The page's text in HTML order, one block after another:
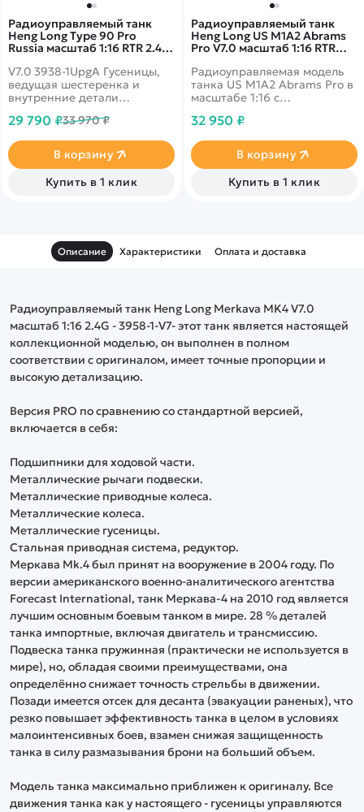
Радиоуправляемый танк
Heng Long Type 90 Pro
Russia масштаб 1:16 RTR 2.4G
V7.0 3938-1UpgA Гусеницы,
ведущая шестеренка и
внутренние детали
поэтому им не страшны
прохождении сложной
местности.&nbsp;MZ - Pro
Upgrade Version - Шестерня
из цинкового сплава,
29 790 ₽33 970 ₽
В корзину
Купить в 1 клик
Радиоуправляемый танк
Heng Long US M1A2 Abrams
Pro V7.0 масштаб 1:16 RTR
Радиоуправляемая модель
танка US M1A2 Abrams Pro в
масштабе 1:16 с
пушкой и аппаратурой
7.0.
32 950 ₽
В корзину
Купить в 1 клик
Описание Характеристики Оплата и доставка
Радиоуправляемый танк Heng Long Merkava MK4 V7.0
масштаб 1:16 2.4G - 3958-1-V7- этот танк является настоящей
коллекционной моделью, он выполнен в полном
соответствии с оригиналом, имеет точные пропорции и
высокую детализацию.
Версия PRO по сравнению со стандартной версией,
включается в себя:
Подшипники для ходовой части.
Металлические рычаги подвески.
Металлические приводные колеса.
Металлические колеса.
Металлические гусеницы.
Стальная приводная система, редуктор.
Меркава Mk.4 был принят на вооружение в 2004 году. По
версии американского военно-аналитического агентства
Forecast International, танк Меркава-4 на 2010 год является
лучшим основным боевым танком в мире. 28 % деталей
танка импортные, включая двигатель и трансмиссию.
Подвеска танка пружинная (практически не используется в
мире), но, обладая своими преимуществами, она
определённо снижает точность стрельбы в движении.
Позади имеется отсек для десанта (эвакуации раненых), что
резко повышает эффективность танка в целом в условиях
малоинтенсивных боев, взамен снижая защищенность
танка в силу размазывания брони на больший объем.
Модель танка максимально приближен к оригиналу. Все
движения танка как у настоящего - гусеницы управляются